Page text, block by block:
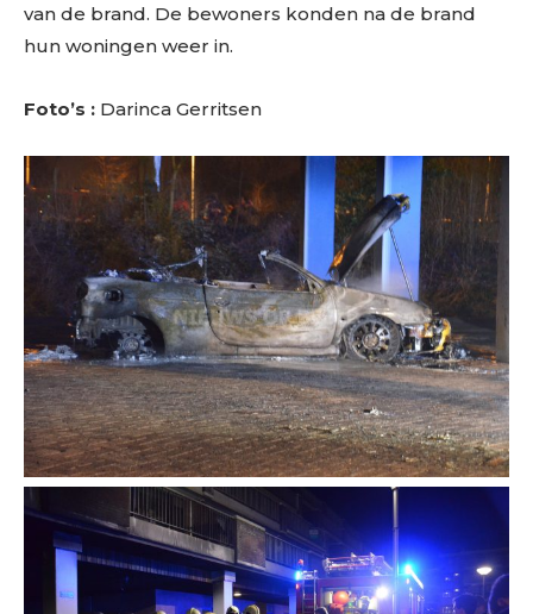
van de brand. De bewoners konden na de brand
hun woningen weer in.
Foto’s : Darinca Gerritsen